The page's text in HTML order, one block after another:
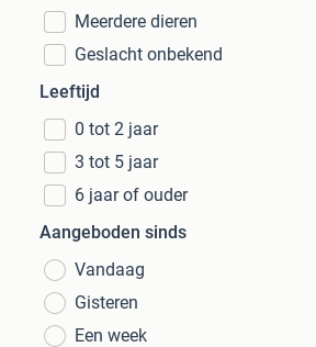
Meerdere dieren
Geslacht onbekend
Leeftijd
0 tot 2 jaar
3 tot 5 jaar
6 jaar of ouder
Aangeboden sinds
Vandaag
Gisteren
Een week